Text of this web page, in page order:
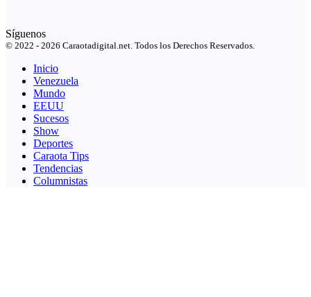
Síguenos
© 2022 - 2026 Caraotadigital.net. Todos los Derechos Reservados.
Inicio
Venezuela
Mundo
EEUU
Sucesos
Show
Deportes
Caraota Tips
Tendencias
Columnistas